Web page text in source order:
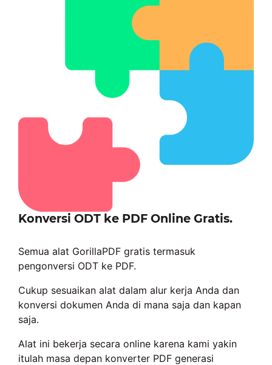
Konversi ODT ke PDF Online Gratis.
Semua alat GorillaPDF gratis termasuk
pengonversi ODT ke PDF.
Cukup sesuaikan alat dalam alur kerja Anda dan
konversi dokumen Anda di mana saja dan kapan
saja.
Alat ini bekerja secara online karena kami yakin
itulah masa depan konverter PDF generasi